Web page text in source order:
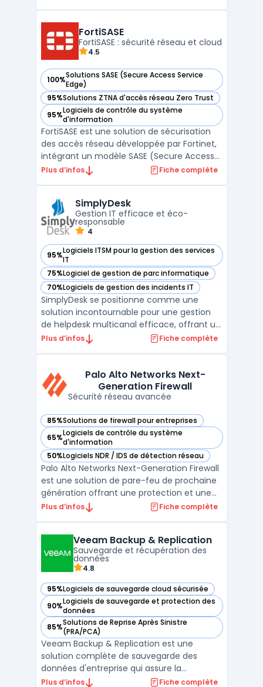
renforcées disposent d'une solution pour
traiter leu ...
FortiSASE
FortiSASE : sécurité réseau et cloud
4.5
100%Solutions SASE (Secure Access Service
Edge)
— voir FortiSASE dans cette catégorie
95%Solutions ZTNA d'accès réseau Zero Trust
— voir FortiSASE dans cette catégorie
95%Logiciels de contrôle du système
d'information
— voir FortiSASE dans cette catégorie
FortiSASE est une solution de sécurisation
des accès réseau développée par Fortinet,
intégrant un modèle SASE (Secure Access
Service Edge). Cette plateforme combine
cloud, permettant aux entreprises de
sécuriser et d’optimiser la ...
Plus d’infos Fiche complète
SimplyDesk
Gestion IT efficace et éco-
responsable
4
95%Logiciels ITSM pour la gestion des services
IT
— voir SimplyDesk dans cette catégorie
75%Logiciel de gestion de parc informatique
— voir SimplyDesk dans cette catégorie
70%Logiciels de gestion des incidents IT
— voir SimplyDesk dans cette catégorie
SimplyDesk se positionne comme une
solution incontournable pour une gestion
de helpdesk multicanal efficace, offrant un
support client optimal à travers divers
IT fait de SimplyDesk un outil essentiel pour
les service ...
Plus d’infos Fiche complète
Palo Alto Networks Next-
Generation Firewall
Sécurité réseau avancée
85%Solutions de firewall pour entreprises
— voir Palo Alto Networks Next-Generation Firewall dans
65%Logiciels de contrôle du système
d'information
— voir Palo Alto Networks Next-Generation Firewall dans
50%Logiciels NDR / IDS de détection réseau
— voir Palo Alto Networks Next-Generation Firewall dans
Palo Alto Networks Next-Generation Firewall
est une solution de pare-feu de prochaine
génération offrant une protection et une
visibilité complètes pour les entreprises de
de sécurité grâce à une combinaison de
préventio ...
Plus d’infos Fiche complète
Veeam Backup & Replication
Sauvegarde et récupération des
données
4.8
95%Logiciels de sauvegarde cloud sécurisée
— voir Veeam Backup & Replication dans cette catégorie
90%Logiciels de sauvegarde et protection des
données
— voir Veeam Backup & Replication dans cette catégorie
85%Solutions de Reprise Après Sinistre
(PRA/PCA)
— voir Veeam Backup & Replication dans cette catégorie
Veeam Backup & Replication est une
solution complète de sauvegarde des
données d'entreprise qui assure la
protection des environnements physiques,
Plus d’infos Fiche complète